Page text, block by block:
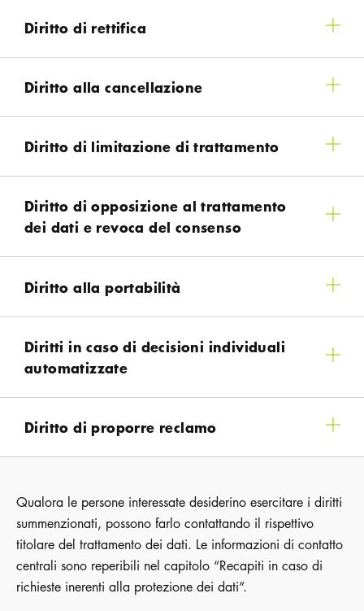
Diritto di rettifica
Diritto alla cancellazione
Diritto di limitazione di trattamento
Diritto di opposizione al trattamento
dei dati e revoca del consenso
Diritto alla portabilità
Diritti in caso di decisioni individuali
automatizzate
Diritto di proporre reclamo
Qualora le persone interessate desiderino esercitare i diritti
summenzionati, possono farlo contattando il rispettivo
titolare del trattamento dei dati. Le informazioni di contatto
centrali sono reperibili nel capitolo “Recapiti in caso di
richieste inerenti alla protezione dei dati”.